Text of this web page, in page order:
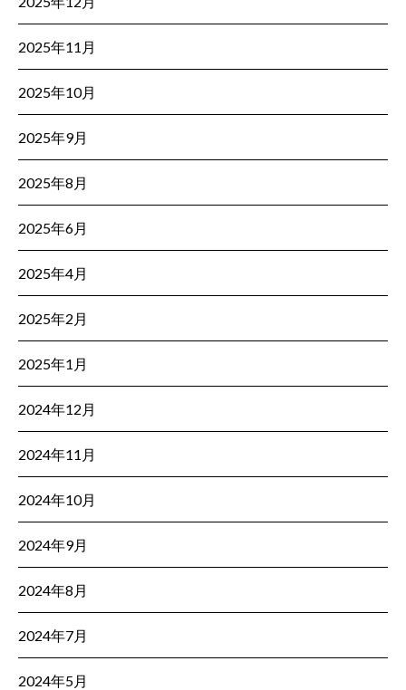
2025年11月
2025年10月
2025年9月
2025年8月
2025年6月
2025年4月
2025年2月
2025年1月
2024年12月
2024年11月
2024年10月
2024年9月
2024年8月
2024年7月
2024年5月